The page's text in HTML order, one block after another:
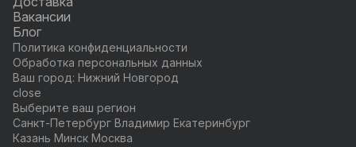
Вакансии
Блог
Политика конфиденциальности
Обработка персональных данных
Ваш город: Нижний Новгород
close
Выберите ваш регион
Санкт-Петербург Владимир Екатеринбург
Казань Минск Москва